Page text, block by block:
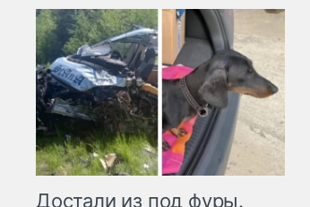
Достали из под фуры.